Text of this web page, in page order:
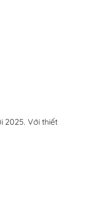
2025. Với thiết